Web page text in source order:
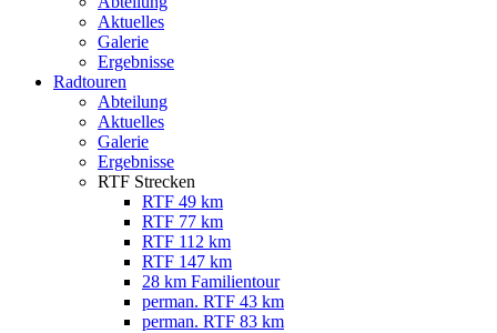
Aktuelles
Galerie
Ergebnisse
Radtouren
Abteilung
Aktuelles
Galerie
Ergebnisse
RTF Strecken
RTF 49 km
RTF 77 km
RTF 112 km
RTF 147 km
28 km Familientour
perman. RTF 43 km
perman. RTF 83 km